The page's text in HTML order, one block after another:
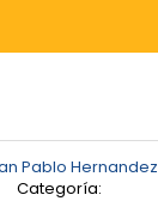
Pablo Hernandez
Categoría: